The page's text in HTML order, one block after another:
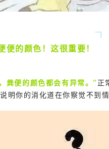
便的颜色！这很重要！
粪便的颜色都会有异常。”正
你的消化道在你察觉不到情